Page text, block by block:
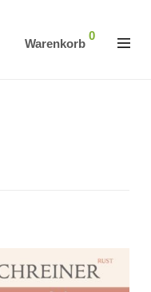
Warenkorb
0